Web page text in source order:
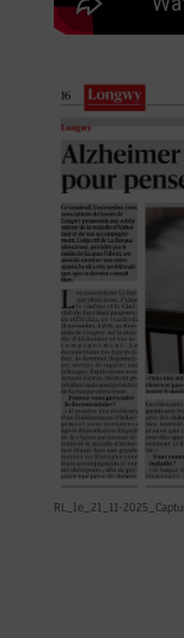
RL_le_21_11-